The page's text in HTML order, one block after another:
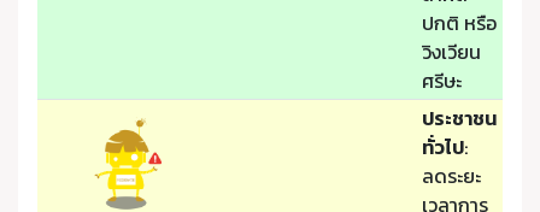
ปกติ หรือ
วิงเวียน
ศรีษะ
ประชาชน
ทั่วไป:
ลดระยะ
เวลาการ